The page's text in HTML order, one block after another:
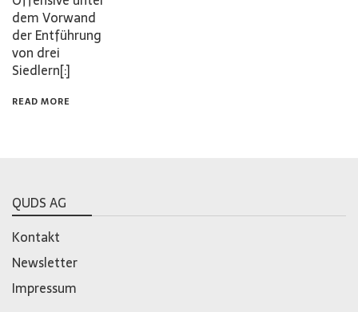
dem Vorwand
der Entführung
von drei
Siedlern[:]
READ MORE
QUDS AG
Kontakt
Newsletter
Impressum